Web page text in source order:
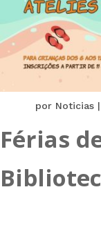
por Noticias |
Férias